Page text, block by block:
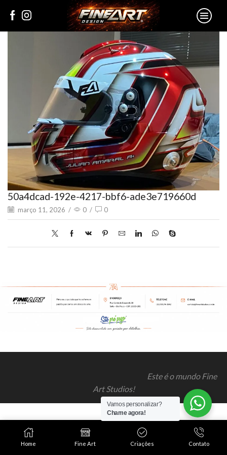
50a4dcad-192e-4217-bbf6-ade3e719660d
março 11, 2026 / 0 / 0
Este é o mundo Fine
Art Studios!
Home Fine Art Criações Contato
Vamos personalizar?
Chame agora!